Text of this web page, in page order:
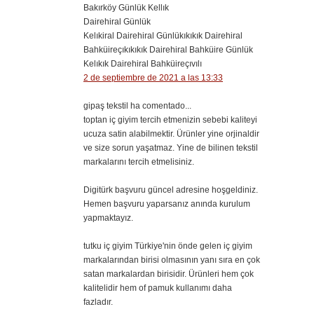
Bakırköy Günlük Kellık
Dairehiral Günlük
Kelıkiral Dairehiral Günlükıkıkık Dairehiral
Bahküireçıkıkıkık Dairehiral Bahküire Günlük
Kelıkık Dairehiral Bahküireçıvılı
2 de septiembre de 2021 a las 13:33
gipaş tekstil ha comentado...
toptan iç giyim tercih etmenizin sebebi kaliteyi
ucuza satin alabilmektir. Ürünler yine orjinaldir
ve size sorun yaşatmaz. Yine de bilinen tekstil
markalarını tercih etmelisiniz.
Digitürk başvuru güncel adresine hoşgeldiniz.
Hemen başvuru yaparsanız anında kurulum
yapmaktayız.
tutku iç giyim Türkiye'nin önde gelen iç giyim
markalarından birisi olmasının yanı sıra en çok
satan markalardan birisidir. Ürünleri hem çok
kalitelidir hem of pamuk kullanımı daha
fazladır.